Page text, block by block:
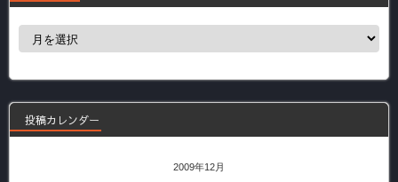
過
事
投稿カレンダー
2009年12月